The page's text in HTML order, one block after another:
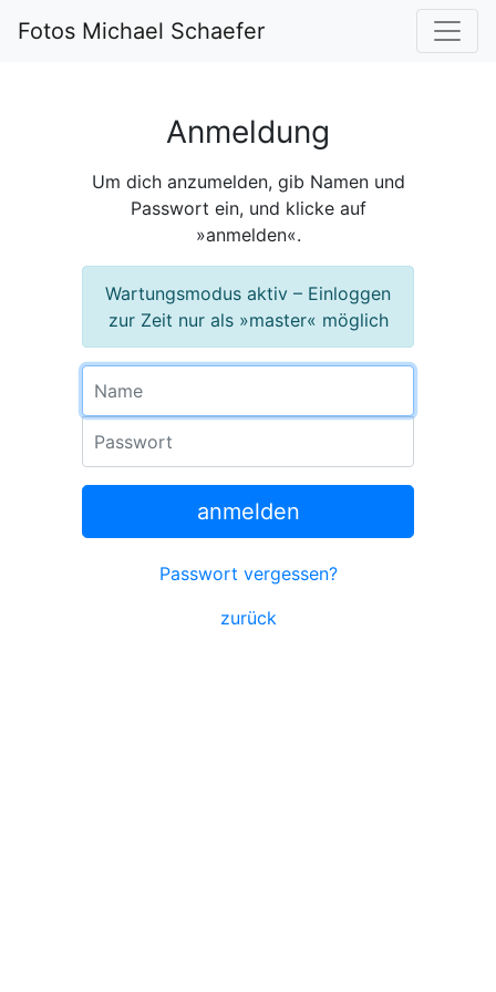
Fotos Michael Schaefer
Anmeldung
Um dich anzumelden, gib Namen und
Passwort ein, und klicke auf
»anmelden«.
Wartungsmodus aktiv – Einloggen
zur Zeit nur als »master« möglich
anmelden
Passwort vergessen?
zurück